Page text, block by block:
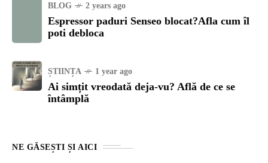
BLOG 2 years ago
Espressor paduri Senseo blocat?Afla cum îl
poti debloca
ȘTIINȚA 1 year ago
Ai simțit vreodată deja-vu? Află de ce se
întâmplă
NE GĂSEȘTI ȘI AICI